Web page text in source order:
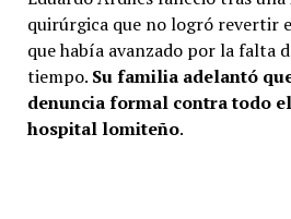
quirúrgica que no logró revertir
que había avanzado por la falta
tiempo. Su familia adelantó
denuncia formal contra todo
hospital lomiteño.